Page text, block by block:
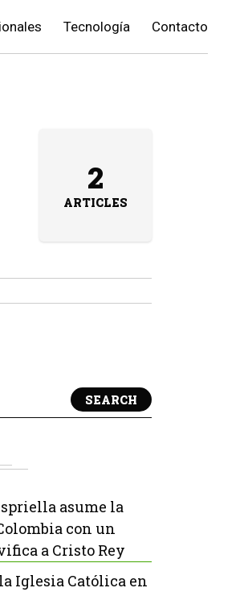
Tecnología Contacto
2
ARTICLES
SEARCH
asume la
con un
a Cristo Rey
Iglesia Católica en